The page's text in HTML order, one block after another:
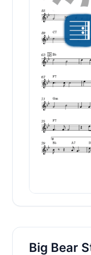
Big Bear